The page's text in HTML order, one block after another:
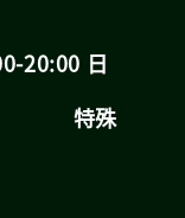
20:00 日
殊